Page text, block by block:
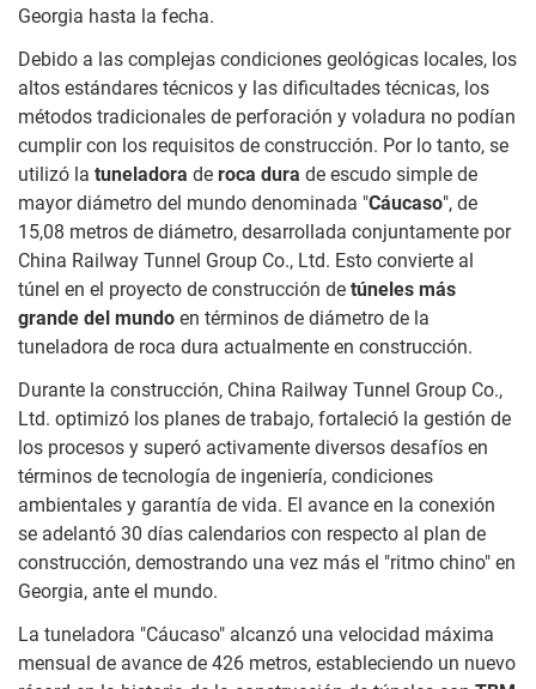
Georgia hasta la fecha.
Debido a las complejas condiciones geológicas locales, los
altos estándares técnicos y las dificultades técnicas, los
métodos tradicionales de perforación y voladura no podían
cumplir con los requisitos de construcción. Por lo tanto, se
utilizó la tuneladora de roca dura de escudo simple de
mayor diámetro del mundo denominada "Cáucaso", de
15,08 metros de diámetro, desarrollada conjuntamente por
China Railway Tunnel Group Co., Ltd. Esto convierte al
túnel en el proyecto de construcción de túneles más
grande del mundo en términos de diámetro de la
tuneladora de roca dura actualmente en construcción.
Durante la construcción, China Railway Tunnel Group Co.,
Ltd. optimizó los planes de trabajo, fortaleció la gestión de
los procesos y superó activamente diversos desafíos en
términos de tecnología de ingeniería, condiciones
ambientales y garantía de vida. El avance en la conexión
se adelantó 30 días calendarios con respecto al plan de
construcción, demostrando una vez más el "ritmo chino" en
Georgia, ante el mundo.
La tuneladora "Cáucaso" alcanzó una velocidad máxima
mensual de avance de 426 metros, estableciendo un nuevo